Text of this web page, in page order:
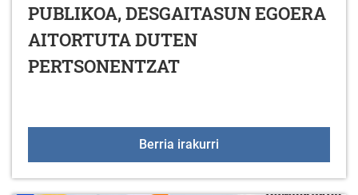
PUBLIKOA, DESGAITASUN EGOERA
AITORTUTA DUTEN
PERTSONENTZAT
Berria irakurri